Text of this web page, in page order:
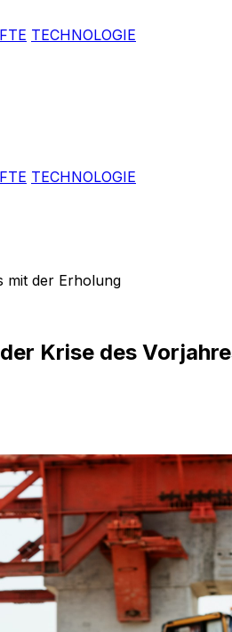
TECHNOLOGIE
TECHNOLOGIE
mit der Erholung
Krise des